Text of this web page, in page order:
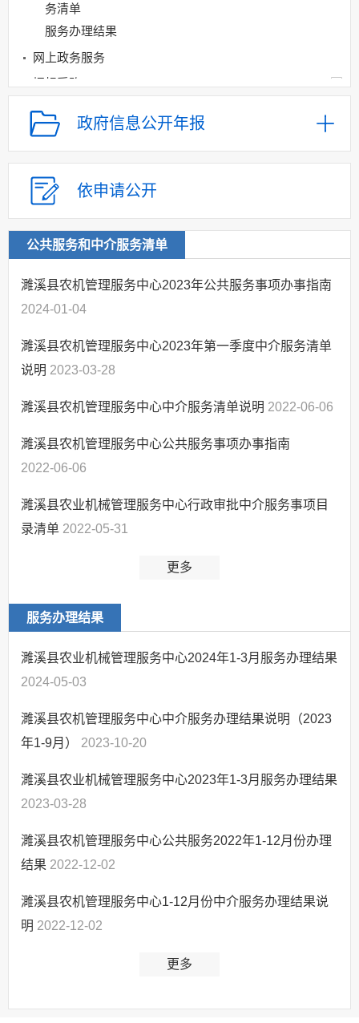
务清单
服务办理结果
网上政务服务
招标采购
新闻发布
上级政策解读
回应关切
涉农补贴
农机购置补贴信息
公开专栏
深松整地与深耕整地
政府信息公开年报
依申请公开
公共服务和中介服务清单
濉溪县农机管理服务中心2023年公共服务事项办事指南
2024-01-04
濉溪县农机管理服务中心2023年第一季度中介服务清单
说明 2023-03-28
濉溪县农机管理服务中心中介服务清单说明 2022-06-06
濉溪县农机管理服务中心公共服务事项办事指南
2022-06-06
濉溪县农业机械管理服务中心行政审批中介服务事项目
录清单 2022-05-31
更多
服务办理结果
濉溪县农业机械管理服务中心2024年1-3月服务办理结果
2024-05-03
濉溪县农机管理服务中心中介服务办理结果说明（2023
年1-9月） 2023-10-20
濉溪县农业机械管理服务中心2023年1-3月服务办理结果
2023-03-28
濉溪县农机管理服务中心公共服务2022年1-12月份办理
结果 2022-12-02
濉溪县农机管理服务中心1-12月份中介服务办理结果说
明 2022-12-02
更多